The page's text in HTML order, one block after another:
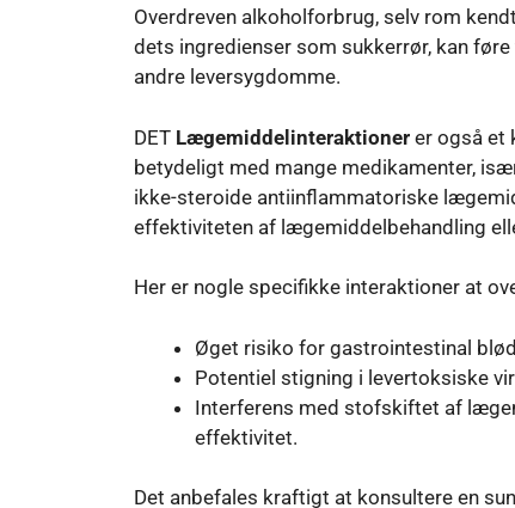
Overdreven alkoholforbrug, selv rom
dets ingredienser som sukkerrør, kan
andre leversygdomme.
DET Lægemiddelinteraktioner er også et
betydeligt med mange medikamenter,
ikke-steroide antiinflammatoriske
effektiviteten af ​​lægemiddelbehandling
Her er nogle specifikke interaktioner at
Øget risiko for gastrointestinal
Potentiel stigning i levertoksiske
Interferens med stofskiftet af
effektivitet.
Det anbefales kraftigt at konsultere en